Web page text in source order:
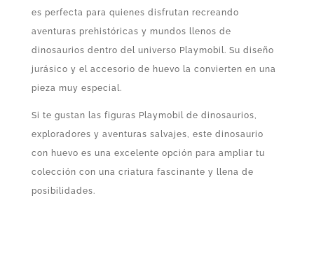
es perfecta para quienes disfrutan recreando
aventuras prehistóricas y mundos llenos de
dinosaurios dentro del universo Playmobil. Su diseño
jurásico y el accesorio de huevo la convierten en una
pieza muy especial.
Si te gustan las figuras Playmobil de dinosaurios,
exploradores y aventuras salvajes, este dinosaurio
con huevo es una excelente opción para ampliar tu
colección con una criatura fascinante y llena de
posibilidades.